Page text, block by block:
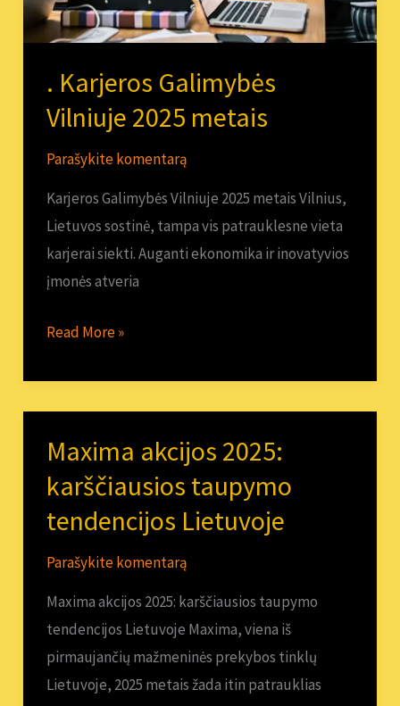
. Karjeros Galimybės
Vilniuje 2025 metais
Parašykite komentarą
Karjeros Galimybės Vilniuje 2025 metais Vilnius,
Lietuvos sostinė, tampa vis patrauklesne vieta
karjerai siekti. Auganti ekonomika ir inovatyvios
įmonės atveria
Read More »
Maxima akcijos 2025:
karščiausios taupymo
tendencijos Lietuvoje
Parašykite komentarą
Maxima akcijos 2025: karščiausios taupymo
tendencijos Lietuvoje Maxima, viena iš
pirmaujančių mažmeninės prekybos tinklų
Lietuvoje, 2025 metais žada itin patrauklias
Maxima
akcijos
2025:
karščiausios
taupymo
Lietuvoje